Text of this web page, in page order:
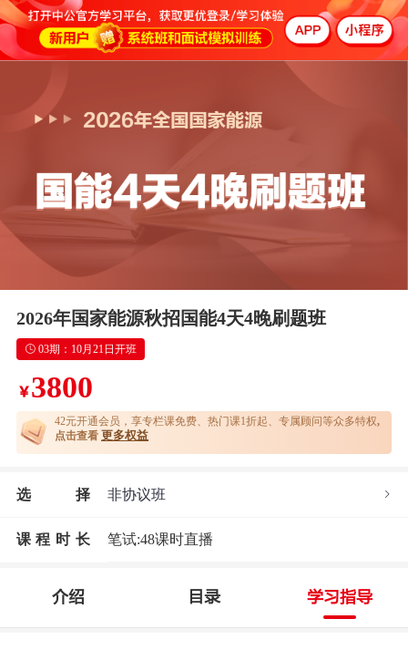
2026年国家能源秋招国能4天4晚刷题班
03期：10月21日开班
￥3800
42元开通会员，享专栏课免费、热门课1折起、专属顾问等众多特权,
点击查看 更多权益
选 择 非协议班
课程时长 笔试:48课时直播
介绍 目录 学习指导